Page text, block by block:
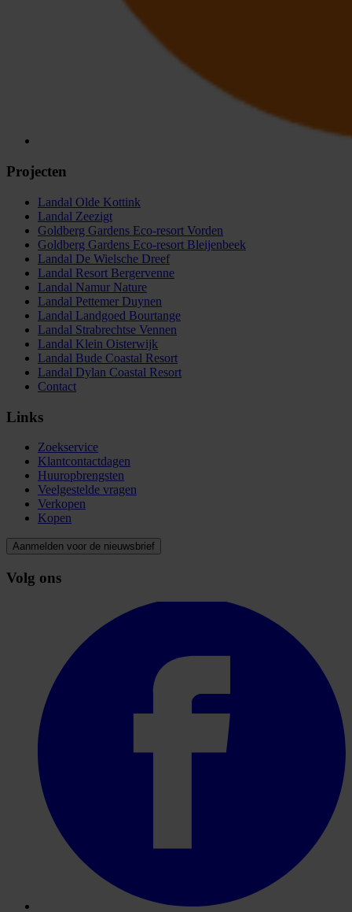
Projecten
Landal Olde Kottink
Landal Zeezigt
Goldberg Gardens Eco-resort Vorden
Goldberg Gardens Eco-resort Bleijenbeek
Landal De Wielsche Dreef
Landal Resort Bergervenne
Landal Namur Nature
Landal Pettemer Duynen
Landal Landgoed Bourtange
Landal Strabrechtse Vennen
Landal Klein Oisterwijk
Landal Bude Coastal Resort
Landal Dylan Coastal Resort
Contact
Links
Zoekservice
Klantcontactdagen
Huuropbrengsten
Veelgestelde vragen
Verkopen
Kopen
Aanmelden voor de nieuwsbrief
Volg ons